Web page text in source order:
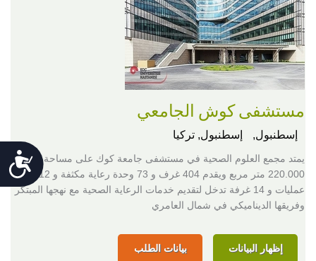
Accessibility
مستشفى كوش الجامعي
إسطنبول, إسطنبول, تركيا
يمتد مجمع العلوم الصحية في مستشفى جامعة كوك على مساحة
220.000 متر مربع ويقدم 404 غرف و 73 وحدة رعاية مكثفة و 12 غرفة
عمليات و 14 غرفة تدخل لتقديم خدمات الرعاية الصحية مع نهجها المبتكر
وفريقها الديناميكي في شمال العامري
إظهار البيانات بيانات الطلب